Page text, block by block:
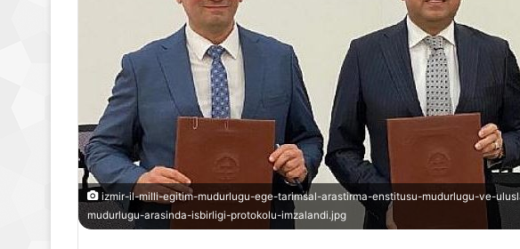
izmir-il-milli-egitim-mudurlugu-ege-tarimsal-arastirma-enstitusu-mudurlugu-ve-
mudurlugu-arasinda-isbirligi-protokolu-imzalandi.jpg